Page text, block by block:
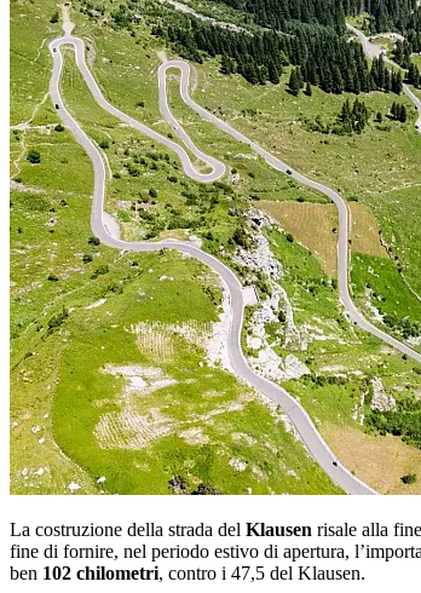
La costruzione della strada del Klausen risale alla
fine di fornire, nel periodo estivo di apertura,
ben 102 chilometri, contro i 47,5 del Klausen.